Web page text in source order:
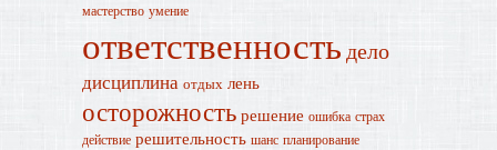
мастерство умение
ответственностьдело
дисциплина отдых лень
осторожность решение ошибка страх
действие решительность шанс планирование